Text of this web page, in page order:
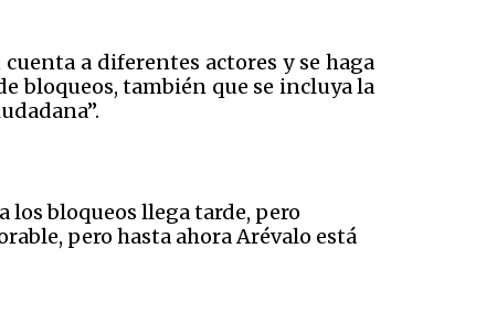
a diferentes actores y se haga
bloqueos, también que se incluya la
los bloqueos llega tarde, pero
pero hasta ahora Arévalo está